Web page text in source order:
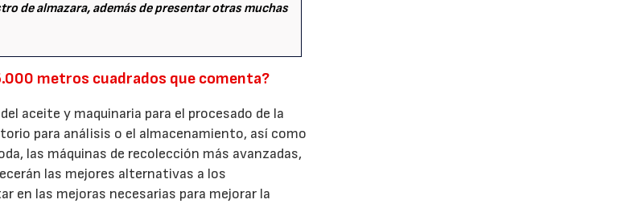
de almazara, además de presentar otras muchas
metros cuadrados que comenta?
aceite y maquinaria para el procesado de la
para análisis o el almacenamiento, así como
las máquinas de recolección más avanzadas,
las mejores alternativas a los
en las mejoras necesarias para mejorar la